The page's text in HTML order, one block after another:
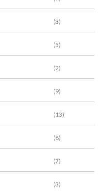
(3)
(5)
(2)
(9)
(13)
(8)
(7)
(3)